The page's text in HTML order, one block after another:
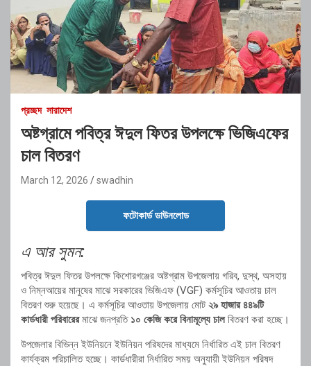
প্রচ্ছদ সারাদেশ
অষ্টগ্রামে পবিত্র ঈদুল ফিতর উপলক্ষে ভিজিএফের
চাল বিতরণ
March 12, 2026 swadhin
ফটোকার্ড ডাউনলোড
এ আর সুমন:
পবিত্র ঈদুল ফিতর উপলক্ষে কিশোরগঞ্জের অষ্টগ্রাম উপজেলায় গরিব, দুস্থ, অসহায়
ও নিম্নআয়ের মানুষের মাঝে সরকারের ভিজিএফ (VGF) কর্মসূচির আওতায় চাল
বিতরণ শুরু হয়েছে। এ কর্মসূচির আওতায় উপজেলায় মোট ২৯ হাজার ৪৪৯টি
কার্ডধারী পরিবারেরমাঝে জনপ্রতি ১০ কেজি করে বিনামূল্যে চালবিতরণ করা হচ্ছে।
উপজেলার বিভিন্ন ইউনিয়নে ইউনিয়ন পরিষদের মাধ্যমে নির্ধারিত এই চাল বিতরণ
কার্যক্রম পরিচালিত হচ্ছে। কার্ডধারীরা নির্ধারিত সময় অনুযায়ী ইউনিয়ন পরিষদ